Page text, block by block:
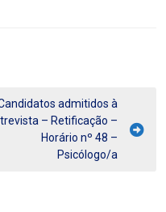
admitidos à
– Retificação –
Horário nº 48 –
Psicólogo/a